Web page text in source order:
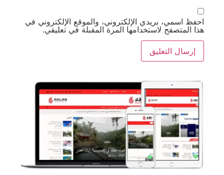
احفظ اسمي، بريدي الإلكتروني، والموقع الإلكتروني في
هذا المتصفح لاستخدامها المرة المقبلة في تعليقي.